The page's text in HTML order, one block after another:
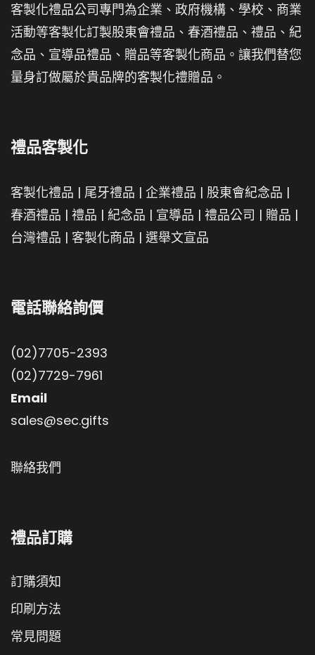
客製化禮品公司專門為企業、政府機構、學校、商業
活動等客製化訂製股東會禮品、春酒禮品、禮品、紀
念品、宣導品禮品、贈品等客製化商品。讓我們替您
量身訂做屬於貴品牌的客製化禮贈品。
禮品客製化
客製化禮品 | 尾牙禮品 | 企業禮品 | 股東會紀念品 |
春酒禮品 | 禮品 | 紀念品 | 宣導品 | 禮品公司 | 贈品 |
台灣禮品 | 客製化商品 | 選舉文宣品
電話聯絡詢價
(02)7705-2393
(02)7729-7961
Email
sales@sec.gifts
聯絡我們
禮品訂購
訂購須知
印刷方法
常見問題